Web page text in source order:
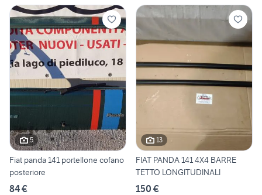
5
Fiat panda 141 portellone cofano
posteriore
84 €
13
FIAT PANDA 141 4X4 BARRE
TETTO LONGITUDINALI
150 €